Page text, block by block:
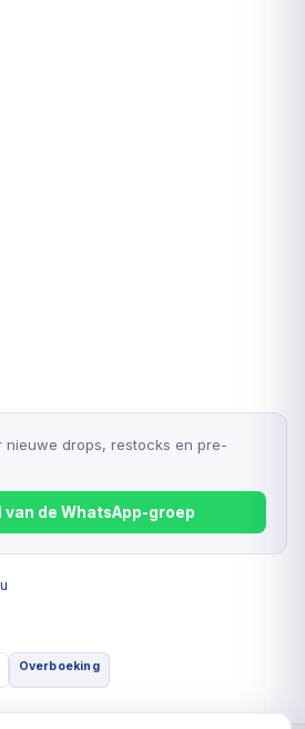
nieuwe drops, restocks en pre-
van de WhatsApp-groep
Overboeking